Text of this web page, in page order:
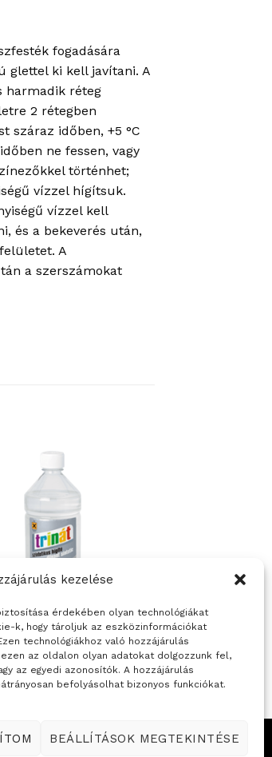
kezelése
érdekében olyan technológiákat
k, hogy tároljuk az eszközinformációkat
technológiákhoz való hozzájárulás
az oldalon olyan adatokat dolgozzunk fel,
az egyedi azonosítók. A hozzájárulás
befolyásolhat bizonyos funkciókat.
BEÁLLÍTÁSOK MEGTEKINTÉSE
fogadására
glettel ki kell javítani. A
harmadik réteg
2 rétegben
száraz időben, +5 °C
ne fessen, vagy
történhet;
vízzel hígítsuk.
vízzel kell
és a bekeverés után,
A
a szerszámokat
szintetikus hígító